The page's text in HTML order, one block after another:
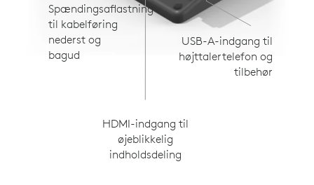
USB-A-indgang til
højttalertelefon og
tilbehør
HDMI-indgang til
øjeblikkelig
indholdsdeling
Spændingsaflastning
til kabelføring
nederst og
bagud